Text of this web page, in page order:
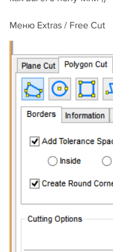
Меню Extras / Free Cut